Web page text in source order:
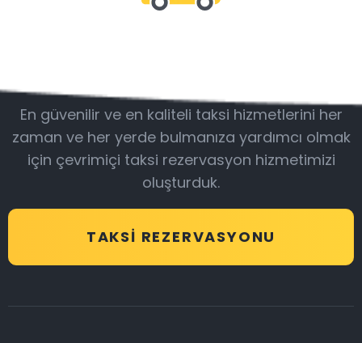
En güvenilir ve en kaliteli taksi hizmetlerini her
zaman ve her yerde bulmanıza yardımcı olmak
için çevrimiçi taksi rezervasyon hizmetimizi
oluşturduk.
TAKSI REZERVASYONU